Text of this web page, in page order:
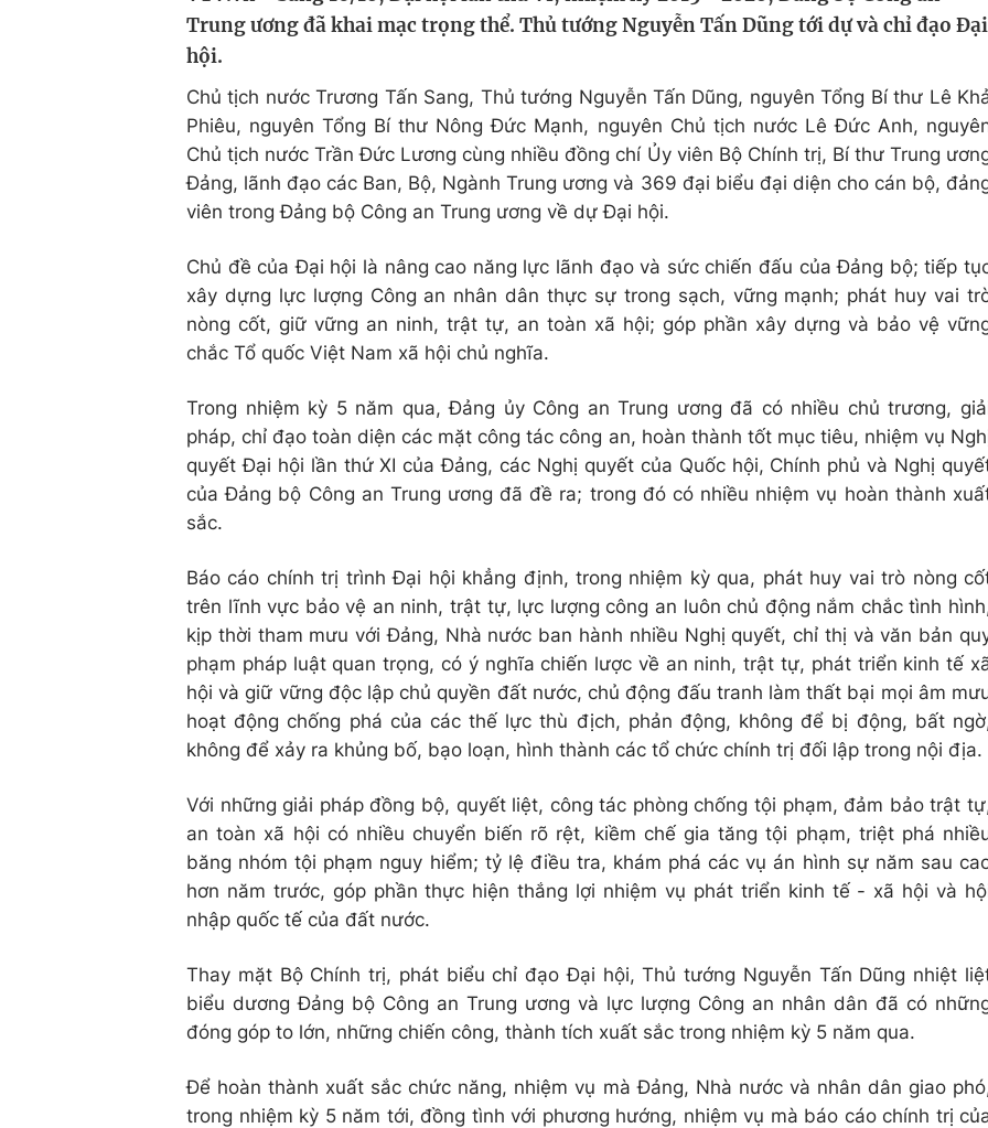
Chất lượng cuộc sống
Thị trường
Trung ương đã khai mạc trọng thể. Thủ tướng Nguyễn Tấn Dũng tới dự và chỉ đạo Đại
hội.
Chủ tịch nước Trương Tấn Sang, Thủ tướng Nguyễn Tấn Dũng, nguyên Tổng Bí thư Lê
Phiêu, nguyên Tổng Bí thư Nông Đức Mạnh, nguyên Chủ tịch nước Lê Đức Anh,
Chủ tịch nước Trần Đức Lương cùng nhiều đồng chí Ủy viên Bộ Chính trị, Bí thư Trung
Đảng, lãnh đạo các Ban, Bộ, Ngành Trung ương và 369 đại biểu đại diện cho cán bộ,
viên trong Đảng bộ Công an Trung ương về dự Đại hội.
Chủ đề của Đại hội là nâng cao năng lực lãnh đạo và sức chiến đấu của Đảng bộ; tiếp
xây dựng lực lượng Công an nhân dân thực sự trong sạch, vững mạnh; phát huy vai
nòng cốt, giữ vững an ninh, trật tự, an toàn xã hội; góp phần xây dựng và bảo vệ
chắc Tổ quốc Việt Nam xã hội chủ nghĩa.
Trong nhiệm kỳ 5 năm qua, Đảng ủy Công an Trung ương đã có nhiều chủ trương,
pháp, chỉ đạo toàn diện các mặt công tác công an, hoàn thành tốt mục tiêu, nhiệm vụ
quyết Đại hội lần thứ XI của Đảng, các Nghị quyết của Quốc hội, Chính phủ và Nghị
của Đảng bộ Công an Trung ương đã đề ra; trong đó có nhiều nhiệm vụ hoàn thành
sắc.
Báo cáo chính trị trình Đại hội khẳng định, trong nhiệm kỳ qua, phát huy vai trò nòng
trên lĩnh vực bảo vệ an ninh, trật tự, lực lượng công an luôn chủ động nắm chắc tình
kịp thời tham mưu với Đảng, Nhà nước ban hành nhiều Nghị quyết, chỉ thị và văn bản
phạm pháp luật quan trọng, có ý nghĩa chiến lược về an ninh, trật tự, phát triển kinh tế
hội và giữ vững độc lập chủ quyền đất nước, chủ động đấu tranh làm thất bại mọi âm
hoạt động chống phá của các thế lực thù địch, phản động, không để bị động, bất
không để xảy ra khủng bố, bạo loạn, hình thành các tổ chức chính trị đối lập trong nội địa.
Với những giải pháp đồng bộ, quyết liệt, công tác phòng chống tội phạm, đảm bảo trật
an toàn xã hội có nhiều chuyển biến rõ rệt, kiềm chế gia tăng tội phạm, triệt phá
băng nhóm tội phạm nguy hiểm; tỷ lệ điều tra, khám phá các vụ án hình sự năm sau
hơn năm trước, góp phần thực hiện thắng lợi nhiệm vụ phát triển kinh tế - xã hội và
nhập quốc tế của đất nước.
Thay mặt Bộ Chính trị, phát biểu chỉ đạo Đại hội, Thủ tướng Nguyễn Tấn Dũng nhiệt
biểu dương Đảng bộ Công an Trung ương và lực lượng Công an nhân dân đã có
đóng góp to lớn, những chiến công, thành tích xuất sắc trong nhiệm kỳ 5 năm qua.
Để hoàn thành xuất sắc chức năng, nhiệm vụ mà Đảng, Nhà nước và nhân dân giao
trong nhiệm kỳ 5 năm tới, đồng tình với phương hướng, nhiệm vụ mà báo cáo chính trị